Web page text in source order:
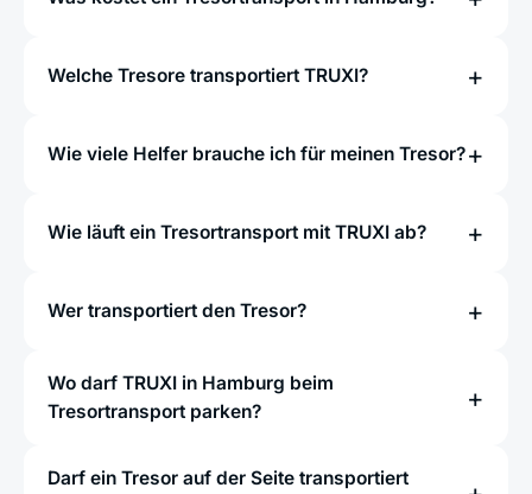
Welche Tresore transportiert TRUXI?
Wie viele Helfer brauche ich für meinen Tresor?
Wie läuft ein Tresortransport mit TRUXI ab?
Wer transportiert den Tresor?
Wo darf TRUXI in Hamburg beim
Tresortransport parken?
Darf ein Tresor auf der Seite transportiert